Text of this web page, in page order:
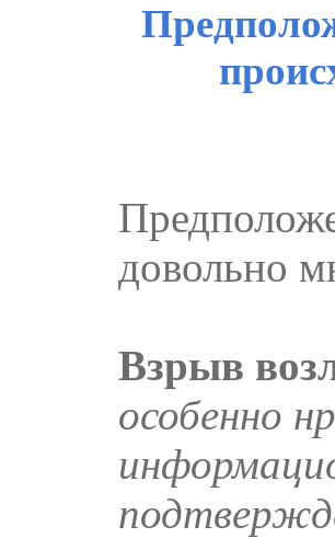
довольно
Взрыв
особенно